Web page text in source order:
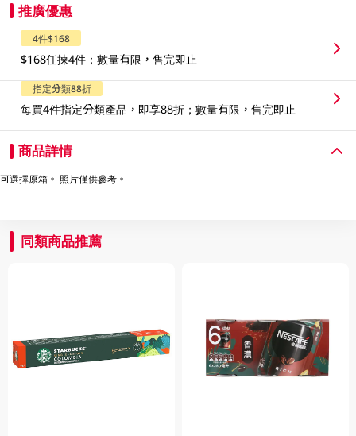
推廣優惠
4件$168
$168任揀4件；數量有限，售完即止
指定分類88折
每買4件指定分類產品，即享88折；數量有限，售完即止
商品詳情
可選擇原箱。 照片僅供參考。
同類商品推薦